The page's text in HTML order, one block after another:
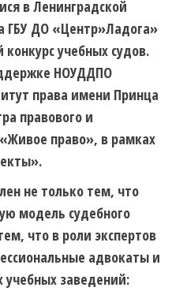
в Ленинградской
ГБУ ДО «Центр»Ладога»
учебных судов.
НОУДДПО
права имени Принца
правового и
право», в рамках
не только тем, что
модель судебного
что в роли экспертов
адвокаты и
заведений: